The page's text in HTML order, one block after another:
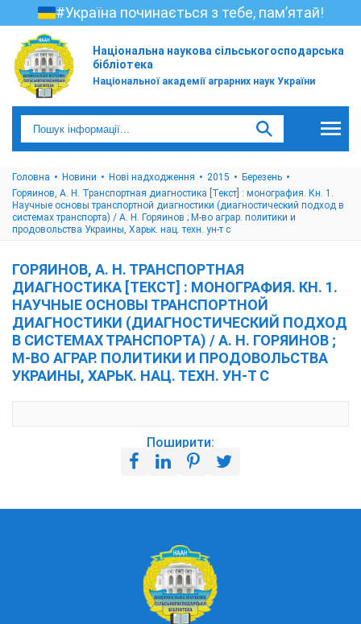
#Україна починається з тебе, пам’ятай!
Національна наукова сільськогосподарська
бібліотека
Національної академії аграрних наук України
Головна Новини Нові надходження 2015
Березень
Горяинов, А. Н. Транспортная диагностика [Текст] : монография. Кн. 1.
Научные основы транспортной диагностики (диагностический подход в
системах транспорта) / А. Н. Горяинов ; М-во аграр. политики и
продовольства Украины, Харьк. нац. техн. ун-т с
ГОРЯИНОВ, А. Н. ТРАНСПОРТНАЯ
ДИАГНОСТИКА [ТЕКСТ] : МОНОГРАФИЯ. КН. 1.
НАУЧНЫЕ ОСНОВЫ ТРАНСПОРТНОЙ
ДИАГНОСТИКИ (ДИАГНОСТИЧЕСКИЙ ПОДХОД
В СИСТЕМАХ ТРАНСПОРТА) / А. Н. ГОРЯИНОВ ;
М-ВО АГРАР. ПОЛИТИКИ И ПРОДОВОЛЬСТВА
УКРАИНЫ, ХАРЬК. НАЦ. ТЕХН. УН-Т С
Поширити: